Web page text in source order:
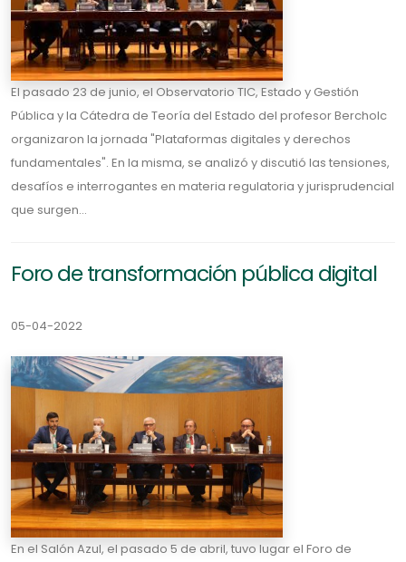
El pasado 23 de junio, el Observatorio TIC, Estado y Gestión
Pública y la Cátedra de Teoría del Estado del profesor Bercholc
organizaron la jornada "Plataformas digitales y derechos
fundamentales". En la misma, se analizó y discutió las tensiones,
desafíos e interrogantes en materia regulatoria y jurisprudencial
que surgen...
Foro de transformación pública digital
05-04-2022
En el Salón Azul, el pasado 5 de abril, tuvo lugar el Foro de